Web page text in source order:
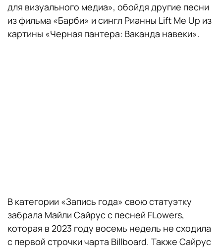
для визуального медиа», обойдя другие песни
из фильма «Барби» и сингл Рианны Lift Me Up из
картины «Черная пантера: Ваканда навеки».
В категории «Запись года» свою статуэтку
забрала Майли Сайрус с песней FLowers,
которая в 2023 году восемь недель не сходила
с первой строчки чарта Billboard. Также Сайрус